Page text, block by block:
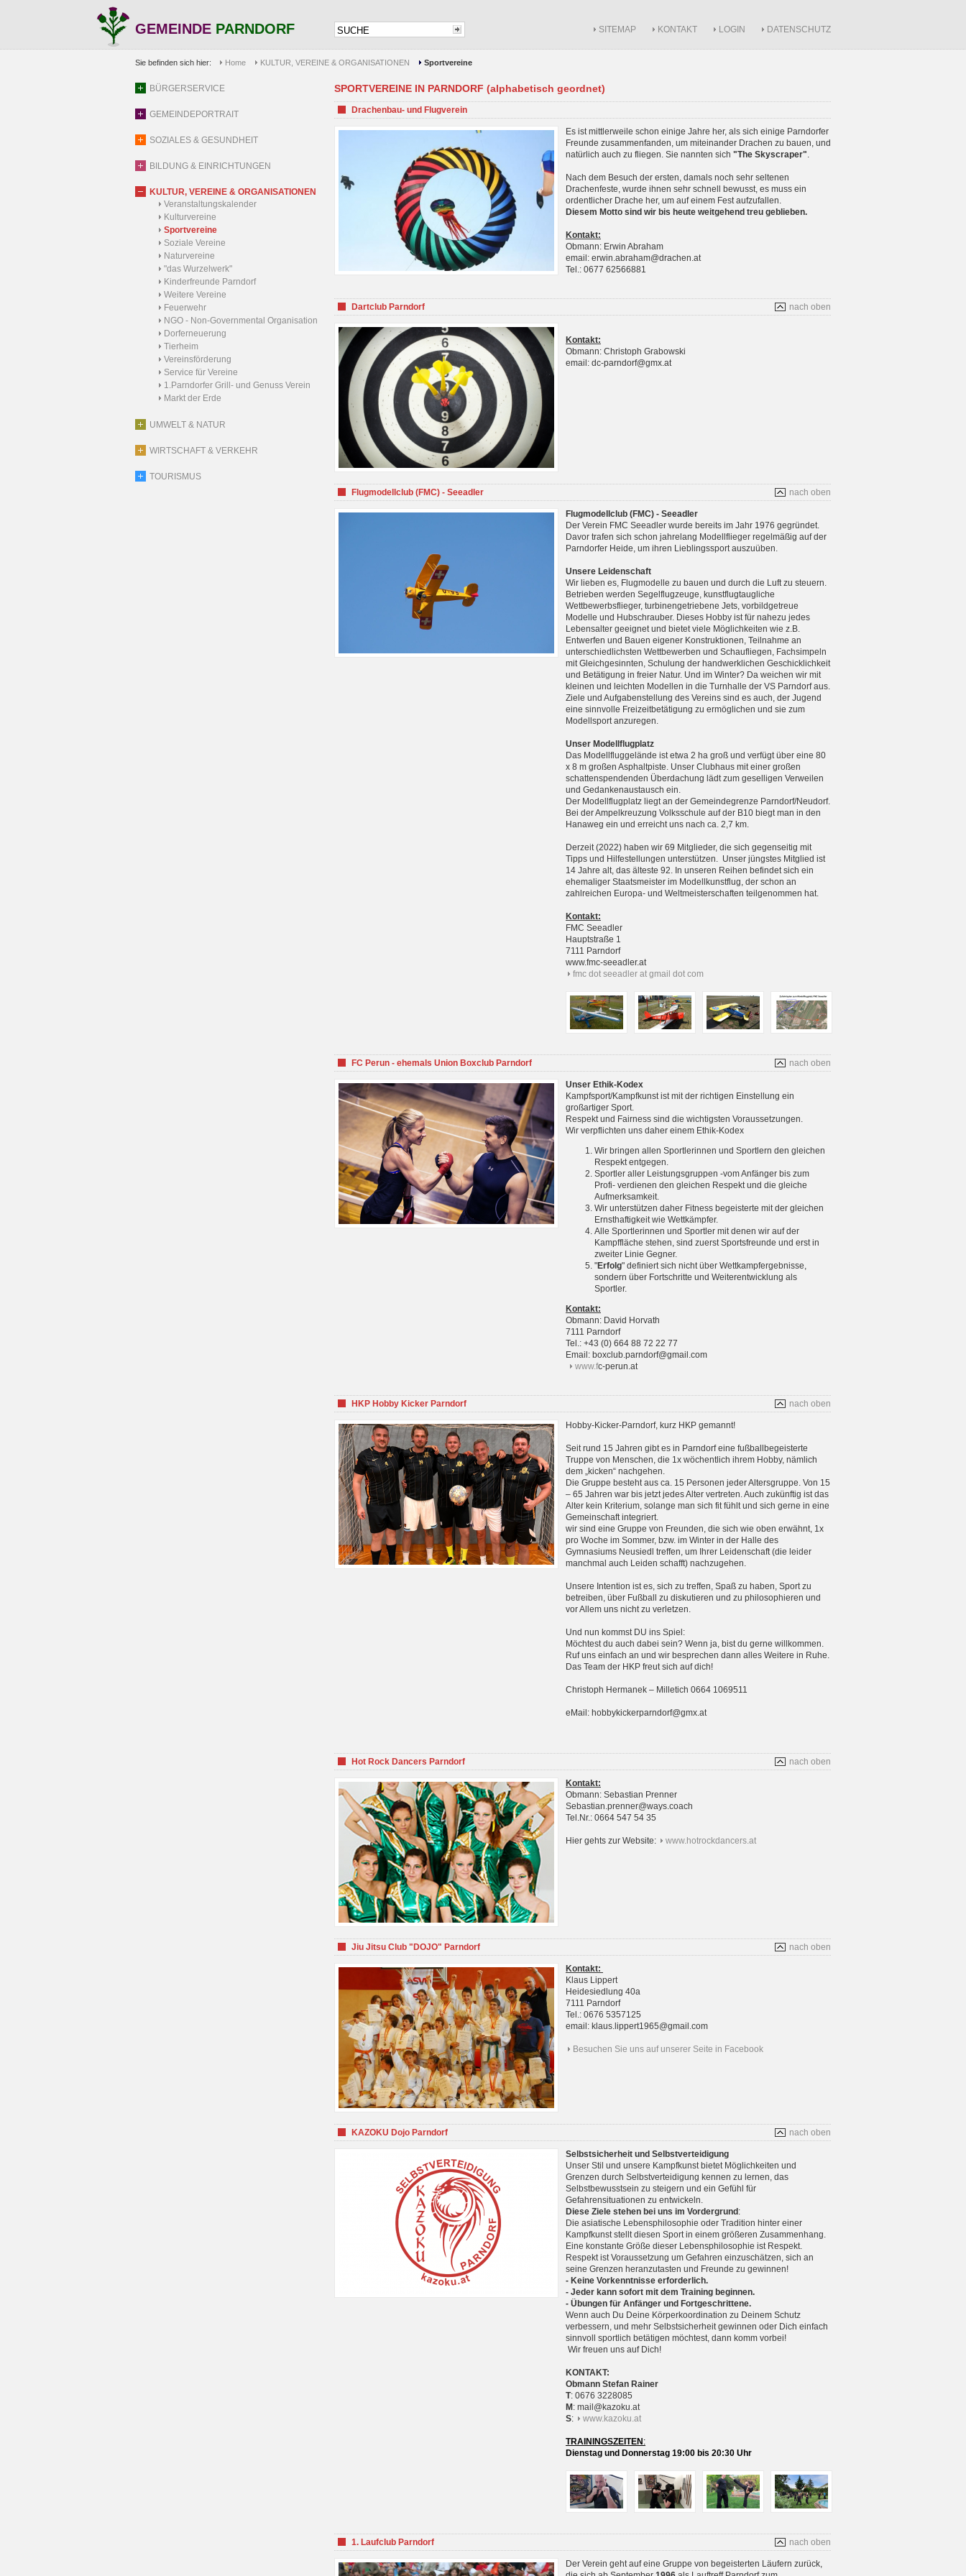
GEMEINDE PARNDORF SITEMAP KONTAKT LOGIN DATENSCHUTZ
Sie befinden sich hier: Home KULTUR, VEREINE & ORGANISATIONEN Sportvereine
BÜRGERSERVICE
GEMEINDEPORTRAIT
SOZIALES & GESUNDHEIT
BILDUNG & EINRICHTUNGEN
KULTUR, VEREINE & ORGANISATIONEN
Veranstaltungskalender
Kulturvereine
Sportvereine
Soziale Vereine
Naturvereine
"das Wurzelwerk"
Kinderfreunde Parndorf
Weitere Vereine
Feuerwehr
NGO - Non-Governmental Organisation
Dorferneuerung
Tierheim
Vereinsförderung
Service für Vereine
1.Parndorfer Grill- und Genuss Verein
Markt der Erde
UMWELT & NATUR
WIRTSCHAFT & VERKEHR
TOURISMUS
SPORTVEREINE IN PARNDORF (alphabetisch geordnet)
Drachenbau- und Flugverein
Es ist mittlerweile schon einige Jahre her, als sich einige Parndorfer
Freunde zusammenfanden, um miteinander Drachen zu bauen, und
natürlich auch zu fliegen. Sie nannten sich "The Skyscraper".
Nach dem Besuch der ersten, damals noch sehr seltenen
Drachenfeste, wurde ihnen sehr schnell bewusst, es muss ein
ordentlicher Drache her, um auf einem Fest aufzufallen.
Diesem Motto sind wir bis heute weitgehend treu geblieben.
Kontakt:
Obmann: Erwin Abraham
email: erwin.abraham@drachen.at
Tel.: 0677 62566881
nach oben
Dartclub Parndorf
Kontakt:
Obmann: Christoph Grabowski
email: dc-parndorf@gmx.at
nach oben
Flugmodellclub (FMC) - Seeadler
Flugmodellclub (FMC) - Seeadler
Der Verein FMC Seeadler wurde bereits im Jahr 1976 gegründet.
Davor trafen sich schon jahrelang Modellflieger regelmäßig auf der
Parndorfer Heide, um ihren Lieblingssport auszuüben.
Unsere Leidenschaft
Wir lieben es, Flugmodelle zu bauen und durch die Luft zu steuern.
Betrieben werden Segelflugzeuge, kunstflugtaugliche
Wettbewerbsflieger, turbinengetriebene Jets, vorbildgetreue
Modelle und Hubschrauber. Dieses Hobby ist für nahezu jedes
Lebensalter geeignet und bietet viele Möglichkeiten wie z.B.
Entwerfen und Bauen eigener Konstruktionen, Teilnahme an
unterschiedlichsten Wettbewerben und Schaufliegen, Fachsimpeln
mit Gleichgesinnten, Schulung der handwerklichen Geschicklichkeit
und Betätigung in freier Natur. Und im Winter? Da weichen wir mit
kleinen und leichten Modellen in die Turnhalle der VS Parndorf aus.
Ziele und Aufgabenstellung des Vereins sind es auch, der Jugend
eine sinnvolle Freizeitbetätigung zu ermöglichen und sie zum
Modellsport anzuregen.
Unser Modellflugplatz
Das Modellfluggelände ist etwa 2 ha groß und verfügt über eine 80
x 8 m großen Asphaltpiste. Unser Clubhaus mit einer großen
schattenspendenden Überdachung lädt zum geselligen Verweilen
und Gedankenaustausch ein.
Der Modellflugplatz liegt an der Gemeindegrenze Parndorf/Neudorf.
Bei der Ampelkreuzung Volksschule auf der B10 biegt man in den
Hanaweg ein und erreicht uns nach ca. 2,7 km.
Derzeit (2022) haben wir 69 Mitglieder, die sich gegenseitig mit
Tipps und Hilfestellungen unterstützen. Unser jüngstes Mitglied ist
14 Jahre alt, das älteste 92. In unseren Reihen befindet sich ein
ehemaliger Staatsmeister im Modellkunstflug, der schon an
zahlreichen Europa- und Weltmeister­schaften teilgenommen hat.
Kontakt:
FMC Seeadler
Hauptstraße 1
7111 Parndorf
www.fmc-seeadler.at
fmc dot seeadler at gmail dot com
nach oben
FC Perun - ehemals Union Boxclub Parndorf
Unser Ethik-Kodex
Kampfsport/Kampfkunst ist mit der richtigen Einstellung ein
großartiger Sport.
Respekt und Fairness sind die wichtigsten Voraussetzungen.
Wir verpflichten uns daher einem Ethik-Kodex
Wir bringen allen Sportlerinnen und Sportlern den gleichen
Respekt entgegen.
Sportler aller Leistungsgruppen -vom Anfänger bis zum
Profi- verdienen den gleichen Respekt und die gleiche
Aufmerksamkeit.
Wir unterstützen daher Fitness begeisterte mit der gleichen
Ernsthaftigkeit wie Wettkämpfer.
Alle Sportlerinnen und Sportler mit denen wir auf der
Kampffläche stehen, sind zuerst Sportsfreunde und erst in
zweiter Linie Gegner.
"Erfolg" definiert sich nicht über Wettkampfergebnisse,
sondern über Fortschritte und Weiterentwicklung als
Sportler.
Kontakt:
Obmann: David Horvath
7111 Parndorf
Tel.: +43 (0) 664 88 72 22 77
Email: boxclub.parndorf@gmail.com
www.fc-perun.at
nach oben
HKP Hobby Kicker Parndorf
Hobby-Kicker-Parndorf, kurz HKP gemannt!
Seit rund 15 Jahren gibt es in Parndorf eine fußballbegeisterte
Truppe von Menschen, die 1x wöchentlich ihrem Hobby, nämlich
dem „kicken“ nachgehen.
Die Gruppe besteht aus ca. 15 Personen jeder Altersgruppe. Von 15
– 65 Jahren war bis jetzt jedes Alter vertreten. Auch zukünftig ist das
Alter kein Kriterium, solange man sich fit fühlt und sich gerne in eine
Gemeinschaft integriert.
wir sind eine Gruppe von Freunden, die sich wie oben erwähnt, 1x
pro Woche im Sommer, bzw. im Winter in der Halle des
Gymnasiums Neusiedl treffen, um Ihrer Leidenschaft (die leider
manchmal auch Leiden schafft) nachzugehen.
Unsere Intention ist es, sich zu treffen, Spaß zu haben, Sport zu
betreiben, über Fußball zu diskutieren und zu philosophieren und
vor Allem uns nicht zu verletzen.
Und nun kommst DU ins Spiel:
Möchtest du auch dabei sein? Wenn ja, bist du gerne willkommen.
Ruf uns einfach an und wir besprechen dann alles Weitere in Ruhe.
Das Team der HKP freut sich auf dich!
Christoph Hermanek – Milletich 0664 1069511
eMail: hobbykickerparndorf@gmx.at
nach oben
Hot Rock Dancers Parndorf
Kontakt:
Obmann: Sebastian Prenner
Sebastian.prenner@ways.coach
Tel.Nr.: 0664 547 54 35
Hier gehts zur Website: www.hotrockdancers.at
nach oben
Jiu Jitsu Club "DOJO" Parndorf
Kontakt:
Klaus Lippert
Heidesiedlung 40a
7111 Parndorf
Tel.: 0676 5357125
email: klaus.lippert1965@gmail.com
Besuchen Sie uns auf unserer Seite in Facebook
nach oben
KAZOKU Dojo Parndorf
Selbstsicherheit und Selbstverteidigung
Unser Stil und unsere Kampfkunst bietet Möglichkeiten und
Grenzen durch Selbstverteidigung kennen zu lernen, das
Selbstbewusstsein zu steigern und ein Gefühl für
Gefahrensituationen zu entwickeln.
Diese Ziele stehen bei uns im Vordergrund :
Die asiatische Lebensphilosophie oder Tradition hinter einer
Kampfkunst stellt diesen Sport in einem größeren Zusammenhang.
Eine konstante Größe dieser Lebensphilosophie ist Respekt.
Respekt ist Voraussetzung um Gefahren einzuschätzen, sich an
seine Grenzen heranzutasten und Freunde zu gewinnen!
- Keine Vorkenntnisse erforderlich.
- Jeder kann sofort mit dem Training beginnen.
- Übungen für Anfänger und Fortgeschrittene.
Wenn auch Du Deine Körperkoordination zu Deinem Schutz
verbessern, und mehr Selbstsicherheit gewinnen oder Dich einfach
sinnvoll sportlich betätigen möchtest, dann komm vorbei!
Wir freuen uns auf Dich!
KONTAKT:
Obmann Stefan Rainer
T: 0676 3228085
M : mail@kazoku.at
S: www.kazoku.at
TRAININGSZEITEN :
Dienstag und Donnerstag 19:00 bis 20:30 Uhr
nach oben
1. Laufclub Parndorf
Der Verein geht auf eine Gruppe von begeisterten Läufern zurück,